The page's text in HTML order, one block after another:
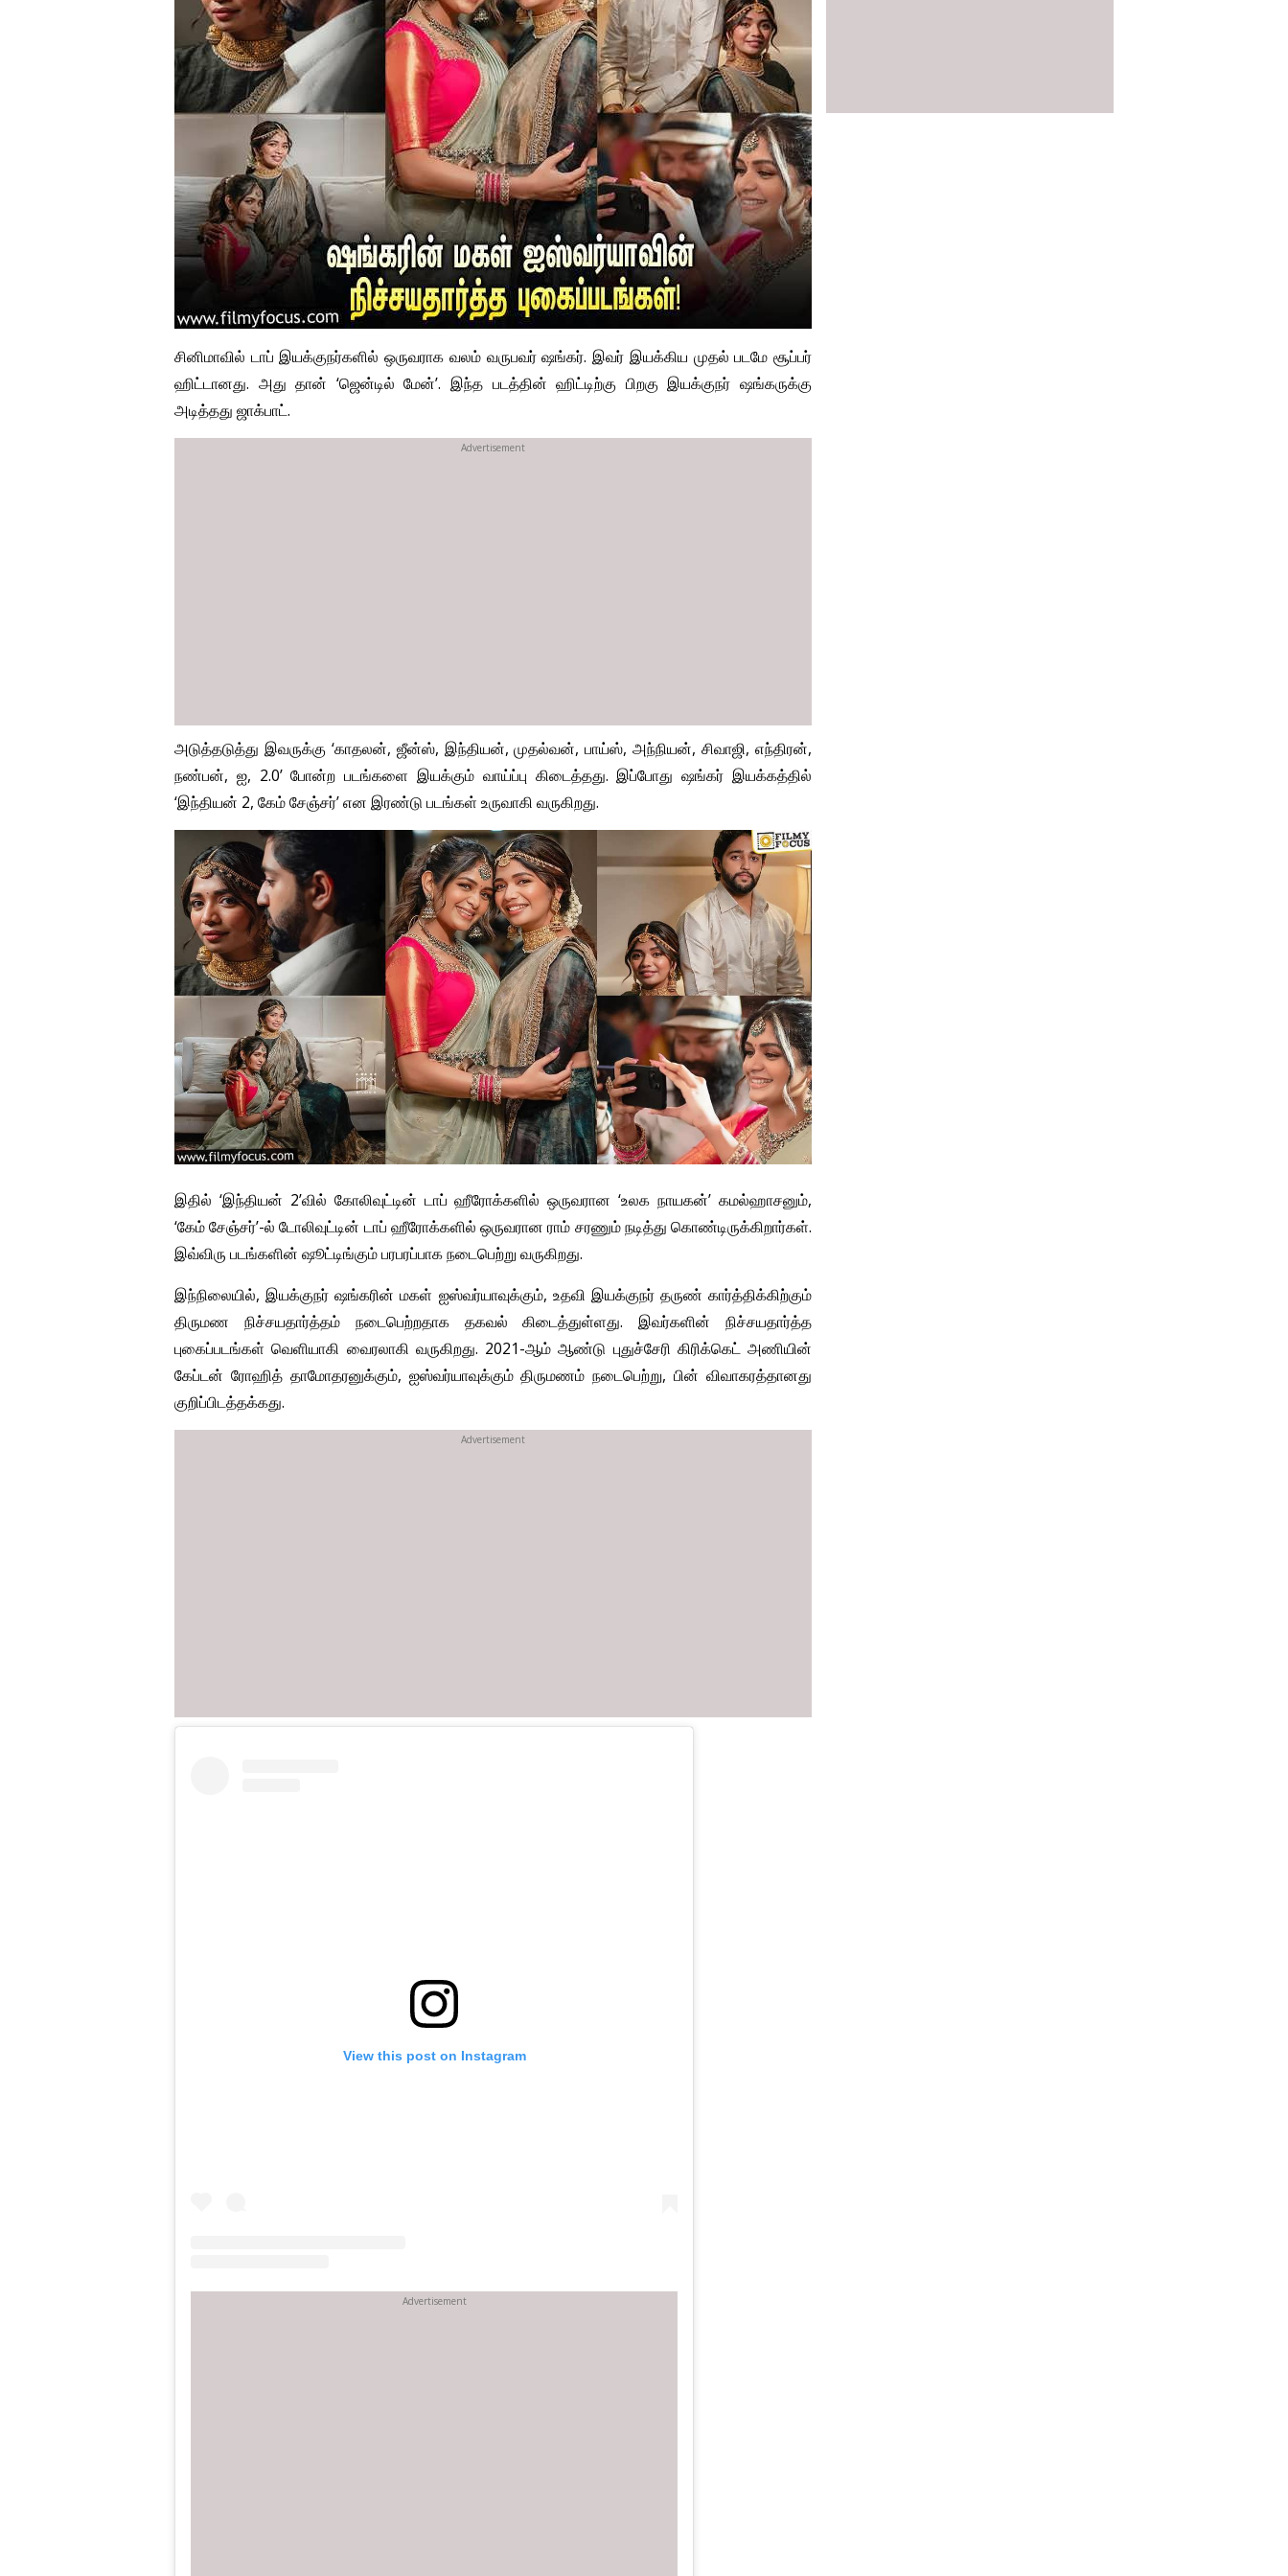
சினிமாவில் டாப் இயக்குநர்களில் ஒருவராக வலம் வருபவர் ஷங்கர். இவர் இயக்கிய முதல் படமே சூப்பர்
ஹிட்டானது. அது தான் ‘ஜென்டில் மேன்’. இந்த படத்தின் ஹிட்டிற்கு பிறகு இயக்குநர் ஷங்கருக்கு
அடித்தது ஜாக்பாட்.
அடுத்தடுத்து இவருக்கு ‘காதலன், ஜீன்ஸ், இந்தியன், முதல்வன், பாய்ஸ், அந்நியன், சிவாஜி, எந்திரன்,
நண்பன், ஐ, 2.0’ போன்ற படங்களை இயக்கும் வாய்ப்பு கிடைத்தது. இப்போது ஷங்கர் இயக்கத்தில்
‘இந்தியன் 2, கேம் சேஞ்சர்’ என இரண்டு படங்கள் உருவாகி வருகிறது.
இதில் ‘இந்தியன் 2’வில் கோலிவுட்டின் டாப் ஹீரோக்களில் ஒருவரான ‘உலக நாயகன்’ கமல்ஹாசனும்,
‘கேம் சேஞ்சர்’-ல் டோலிவுட்டின் டாப் ஹீரோக்களில் ஒருவரான ராம் சரணும் நடித்து கொண்டிருக்கிறார்கள்.
இவ்விரு படங்களின் ஷூட்டிங்கும் பரபரப்பாக நடைபெற்று வருகிறது.
இந்நிலையில், இயக்குநர் ஷங்கரின் மகள் ஐஸ்வர்யாவுக்கும், உதவி இயக்குநர் தருண் கார்த்திக்கிற்கும்
திருமண நிச்சயதார்த்தம் நடைபெற்றதாக தகவல் கிடைத்துள்ளது. இவர்களின் நிச்சயதார்த்த
புகைப்படங்கள் வெளியாகி வைரலாகி வருகிறது. 2021-ஆம் ஆண்டு புதுச்சேரி கிரிக்கெட் அணியின்
கேப்டன் ரோஹித் தாமோதரனுக்கும், ஐஸ்வர்யாவுக்கும் திருமணம் நடைபெற்று, பின் விவாகரத்தானது
குறிப்பிடத்தக்கது.
View this post on Instagram